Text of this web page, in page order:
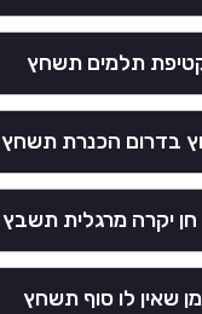
תלמים תשחץ
בדרום הכנרת תשחץ
חן יקרה מרגלית תשבץ
שאין לו סוף תשחץ